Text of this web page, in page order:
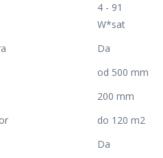
4 - 91
W*sat
Da
od 500 mm
200 mm
do 120 m2
Da